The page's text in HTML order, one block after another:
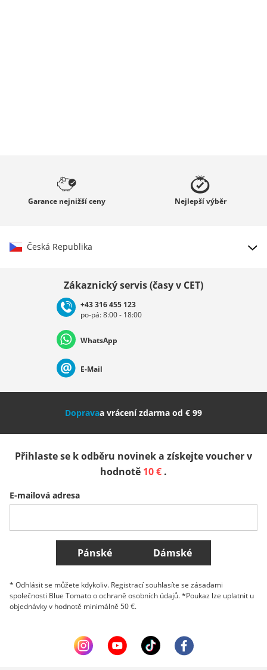
Garance nejnižší ceny Nejlepšívýběr
Česká Republika
Deutschland Österreich
Nederland Italia (Italiano) Italien (Deutsch)
Slovenija
Belgique (Français) Danmark Norge
Všechny země
Zákaznický servis (časy v CET)
+43 316 455 123
po-pá: 8:00 - 18:00
WhatsApp
E-Mail
Dopravaa vrácení zdarma od € 99
Přihlaste se k odběru novinek a získejte voucher v
hodnotě 10 € .
E-mailová adresa
Pánské Dámské
* Odhlásit se můžete kdykoliv. Registrací souhlasíte se zásadami
společnosti Blue Tomato o ochraně osobních údajů. *Poukaz lze uplatnit u
objednávky v hodnotě minimálně 50 €.